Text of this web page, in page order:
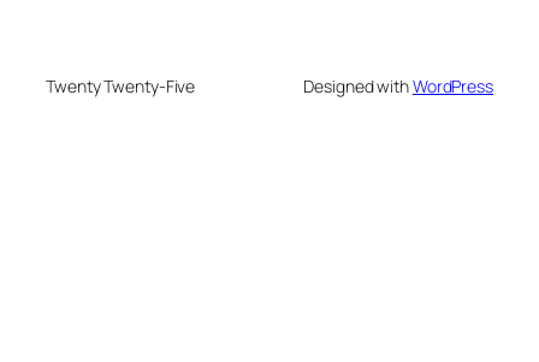
Twenty Twenty-Five Designed withWordPress